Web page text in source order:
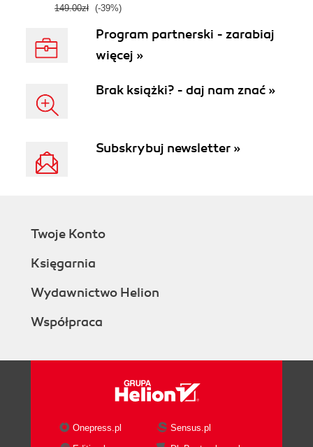
149.00zł (-39%)
Program partnerski - zarabiaj
więcej »
Brak książki? - daj nam znać »
Subskrybuj newsletter »
Twoje Konto
Księgarnia
Wydawnictwo Helion
Współpraca
Onepress.pl
Sensus.pl